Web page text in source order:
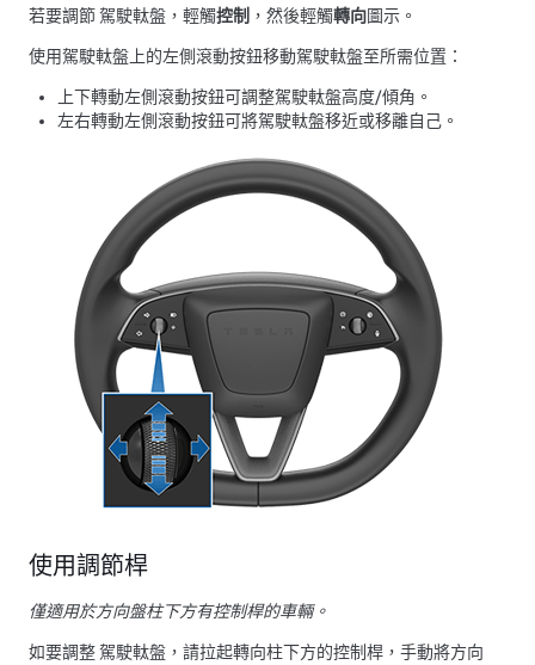
若要調節駕駛軚盤 ，輕觸控制 ，然後輕觸轉向圖示。
使用駕駛軚盤 上的左側滾動按鈕移動駕駛軚盤至所需位置：
上下轉動左側滾動按鈕可調整駕駛軚盤高度/傾角。
左右轉動左側滾動按鈕可將駕駛軚盤移近或移離自己。
使用調節桿
僅適用於方向盤柱下方有控制桿的車輛。
如要調整駕駛軚盤 ，請拉起轉向柱下方的控制桿，手動將方向